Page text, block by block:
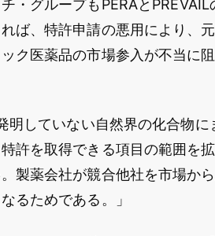
・グループもPERAと
ば、特許申請の悪用により、
ク医薬品の市場参入が不当に
明していない自然界の化合物に
許を取得できる項目の範囲を
製薬会社が競合他社を市場か
るためである。」